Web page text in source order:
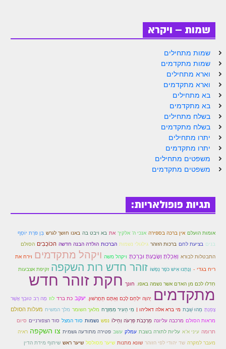
שמות – ויקרא
שמות מתחילים
שמות מתקדמים
וארא מתחילים
וארא מתקדמים
בא מתחילים
בא מתקדמים
בשלח מתחילים
בשלח מתקדמים
יתרו מתחילים
יתרו מתקדמים
משפטים מתחילים
משפטים מתקדמים
תגיות פופולאריות:
אומות הועלם אין ברכה בספירה אנכי ה' אלקיך את בא ויבט בה באנו חושך לגרש בֵּן פֹּרָת יוֹסֵף
בנים בציעת לחם ברכות הזוהר גילגולי נשמות הברכות הולדה הבנה חדשה הכּוֹכָבִים הסולם
התבטלות לבורא וְאָכַלְתָּ וְשָׂבָעְתָּ וּבֵרַכְתָּ ויקהל משה ויקהל מתקדמים וירח את
ריח בגדי - וְנָתְנוּ אִישׁ כֹּפֶר נַפְשׁוֹ זוהר חדש רות השקפה זקיפת אצבעות
חִדלו לכם מן האדם אשר נשמה באפו. חונך חקת זוהר חדש
מתקדמים יְהוָה יִלָּחֵם לָכֶם וְאַתֶּם תַּחֲרִשׁוּן. יעקב כת ברד לוז מָה רַב טוּבְךָ אֲשֶׁר
צָפַנְתָּ מַהוּ שַׁבָּת מי ברא אלה דאליהו | מִי הֵעִיר מִמִּזְרָח מלאך השומר מלך המשיח מעלות הסולם
מראות הסולם מרכבה עליונה מַרְכְּבֹת פַּרְעֹה וְחֵילוֹ נפש נשמות סוד המצל סוד הצפורניים סיום
תרומה עיני א"א עליות לתורה בשבת עמלק עשב פטירה מתודעה גשמית צו השקפה ראיה
מעבר למקרה שד יהודי לפי הזוהר שונא מתנות שיער מסולסל שיער ראש שיתוף מידת הדין